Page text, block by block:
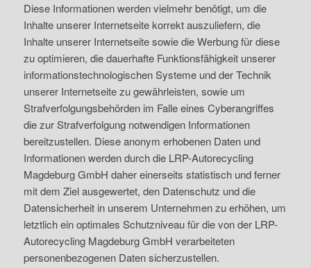
Diese Informationen werden vielmehr benötigt, um die
Inhalte unserer Internetseite korrekt auszuliefern, die
Inhalte unserer Internetseite sowie die Werbung für diese
zu optimieren, die dauerhafte Funktionsfähigkeit unserer
informationstechnologischen Systeme und der Technik
unserer Internetseite zu gewährleisten, sowie um
Strafverfolgungsbehörden im Falle eines Cyberangriffes
die zur Strafverfolgung notwendigen Informationen
bereitzustellen. Diese anonym erhobenen Daten und
Informationen werden durch die LRP-Autorecycling
Magdeburg GmbH daher einerseits statistisch und ferner
mit dem Ziel ausgewertet, den Datenschutz und die
Datensicherheit in unserem Unternehmen zu erhöhen, um
letztlich ein optimales Schutzniveau für die von der LRP-
Autorecycling Magdeburg GmbH verarbeiteten
personenbezogenen Daten sicherzustellen.